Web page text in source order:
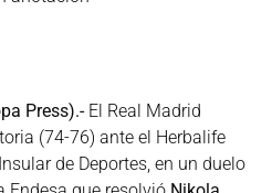
Press).-El Real Madrid
(74-76) ante el Herbalife
de Deportes, en un duelo